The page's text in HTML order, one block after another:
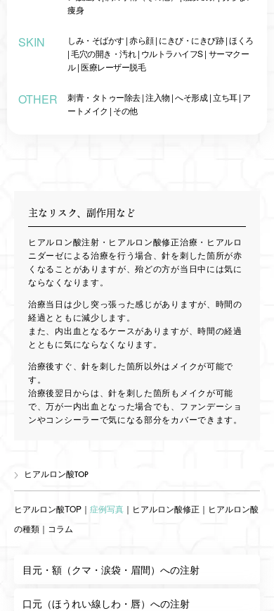
痩身
SKIN しみ・そばかす|赤ら顔| にきび・にきび跡|ほくろ
|毛穴の開き・汚れ| ウルトラハイフS| サーマクー
ル|医療レーザー脱毛
OTHER 刺青・タトゥー除去|注入物 |へそ形成|立ち耳| ア
ートメイク | その他
主なリスク、副作用など
ヒアルロン酸注射・ヒアルロン酸修正治療・ヒアルロ
ニダーゼによる治療を行う場合、針を刺した箇所が赤
くなることがありますが、殆どの方が当日中には気に
ならなくなります。
治療当日は少し突っ張った感じがありますが、時間の
経過とともに減少します。
また、内出血となるケースがありますが、時間の経過
とともに気にならなくなります。
治療後すぐ、針を刺した箇所以外はメイクが可能で
す。
治療後翌日からは、針を刺した箇所もメイクが可能
で、万が一内出血となった場合でも、ファンデーショ
ンやコンシーラーで気になる部分をカバーできます。
ヒアルロン酸TOP
ヒアルロン酸TOP ｜ 症例写真 ｜ ヒアルロン酸修正 ｜ ヒアルロン酸
の種類 ｜ コラム
目元・額（クマ・涙袋・眉間）への注射
口元（ほうれい線しわ・唇）への注射